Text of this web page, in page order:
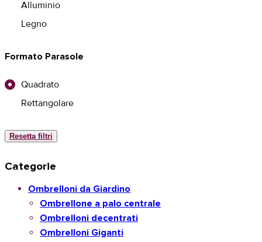
Alluminio
Legno
Formato Parasole
Quadrato
Rettangolare
Resetta filtri
Categorie
Ombrelloni da Giardino
Ombrellone a palo centrale
Ombrelloni decentrati
Ombrelloni Giganti